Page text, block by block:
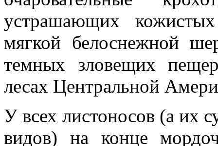
устрашающих
мягкой белоснежной
темных зловещих
лесах Центральной
У всех листоносов (а их
видов) на конце